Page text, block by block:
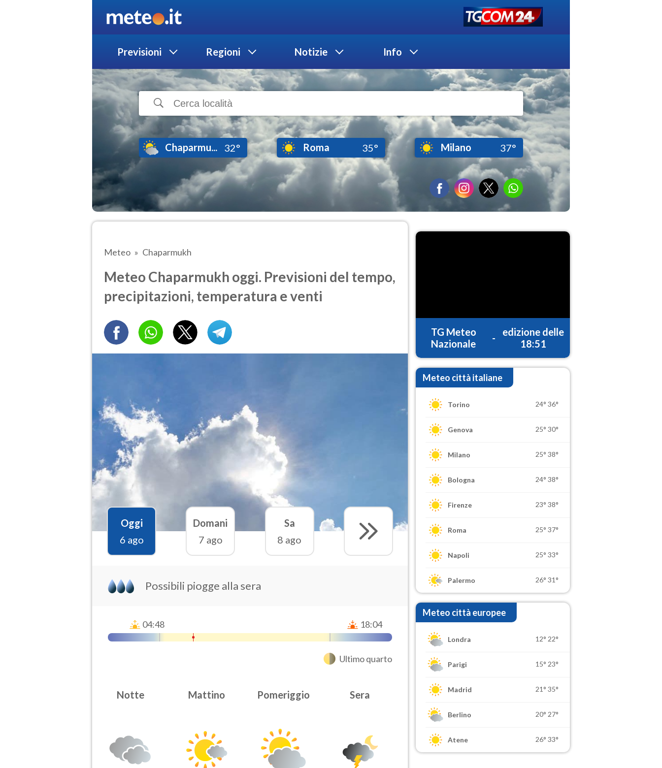
Previsioni Regioni Notizie Info
Chaparmu... 32° Roma 35° Milano 37°
Meteo Chaparmukh
Meteo Chaparmukh oggi. Previsioni del tempo,
precipitazioni, temperatura e venti
Oggi
6 ago
Domani
7 ago
Sa
8 ago
Possibili piogge alla sera
04:48 18:04
Ultimo quarto
Notte Mattino Pomeriggio Sera
TG Meteo
Nazionale
-
edizione delle
18:51
Meteo città italiane
Torino 24° 36°
Genova 25° 30°
Milano 25° 38°
Bologna 24° 38°
Firenze 23° 38°
Roma 25° 37°
Napoli 25° 33°
Palermo 26° 31°
Meteo città europee
Londra 12° 22°
Parigi 15° 23°
Madrid 21° 35°
Berlino 20° 27°
Atene 26° 33°